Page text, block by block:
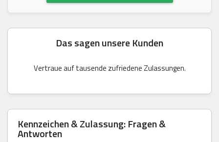
Das sagen unsere Kunden
Vertraue auf tausende zufriedene Zulassungen.
Kennzeichen & Zulassung: Fragen &
Antworten